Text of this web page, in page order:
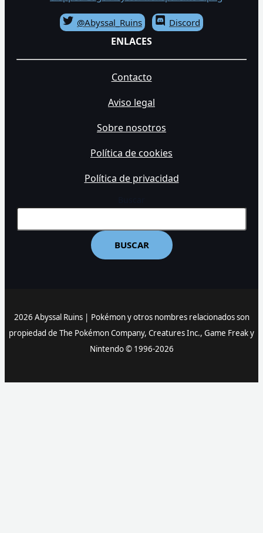
@Abyssal_Ruins Discord
ENLACES
Contacto
Aviso legal
Sobre nosotros
Política de cookies
Política de privacidad
BUSCAR
2026 Abyssal Ruins | Pokémon y otros nombres relacionados son
propiedad de The Pokémon Company, Creatures Inc., Game Freak y
Nintendo © 1996-2026